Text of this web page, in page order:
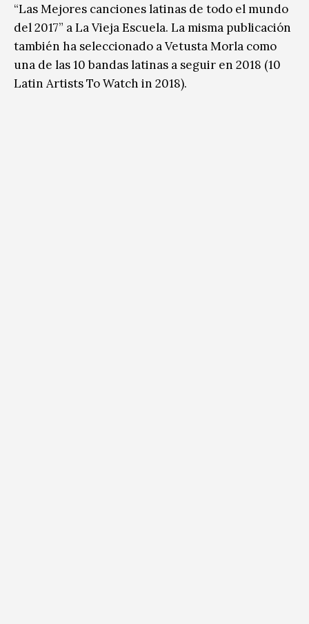
“Las Mejores canciones latinas de todo el mundo
del 2017” a La Vieja Escuela. La misma publicación
también ha seleccionado a Vetusta Morla como
una de las 10 bandas latinas a seguir en 2018 (10
Latin Artists To Watch in 2018).